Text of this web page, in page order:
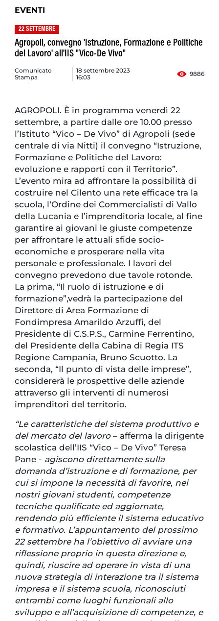
EVENTI
22 SETTEMBRE
Agropoli, convegno 'Istruzione, Formazione e Politiche
del Lavoro' all'IIS "Vico-De Vivo"
Comunicato
Stampa
18 settembre 2023
16:03
9886
AGROPOLI. È in programma venerdì 22
settembre, a partire dalle ore 10.00 presso
l’Istituto “Vico – De Vivo” di Agropoli (sede
centrale di via Nitti) il convegno “Istruzione,
Formazione e Politiche del Lavoro:
evoluzione e rapporti con il Territorio”.
L’evento mira ad affrontare la possibilità di
costruire nel Cilento una rete efficace tra la
scuola, l‘Ordine dei Commercialisti di Vallo
della Lucania e l’imprenditoria locale, al fine
garantire ai giovani le giuste competenze
per affrontare le attuali sfide socio-
economiche e prosperare nella vita
personale e professionale. I lavori del
convegno prevedono due tavole rotonde.
La prima, “Il ruolo di istruzione e di
formazione”,vedrà la partecipazione del
Direttore di Area Formazione di
Fondimpresa Amarildo Arzuffi, del
Presidente di C.S.P.S., Carmine Ferrentino,
del Presidente della Cabina di Regia ITS
Regione Campania, Bruno Scuotto. La
seconda, “Il punto di vista delle imprese”,
considererà le prospettive delle aziende
attraverso gli interventi di numerosi
imprenditori del territorio.
“Le caratteristiche del sistema produttivo e
del mercato del lavoro– afferma la dirigente
scolastica dell’IIS “Vico – De Vivo” Teresa
Pane - agiscono direttamente sulla
domanda d’istruzione e di formazione, per
cui si impone la necessità di favorire, nei
nostri giovani studenti, competenze
tecniche qualificate ed aggiornate,
rendendo più efficiente il sistema educativo
e formativo. L’appuntamento del prossimo
22 settembre ha l’obiettivo di avviare una
riflessione proprio in questa direzione e,
quindi, riuscire ad operare in vista di una
nuova strategia di interazione tra il sistema
impresa e il sistema scuola, riconosciuti
entrambi come luoghi funzionali allo
sviluppo e all’acquisizione di competenze, e